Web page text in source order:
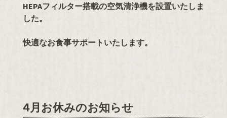
HEPAフィルター搭載の空気清浄機を設置いたしま
した。
快適なお食事サポートいたします。
4月お休みのお知らせ